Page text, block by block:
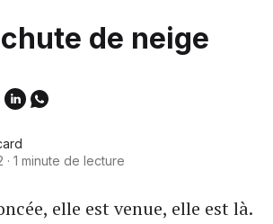
de neige
· 1 minute de lecture
elle est venue, elle est là.